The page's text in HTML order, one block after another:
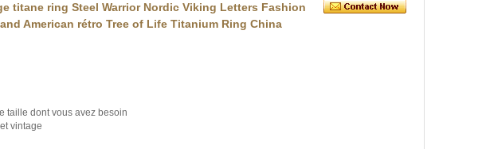
titane ring Steel Warrior Nordic Viking Letters Fashion
American rétro Tree of Life Titanium Ring China
taille dont vous avez besoin
vintage